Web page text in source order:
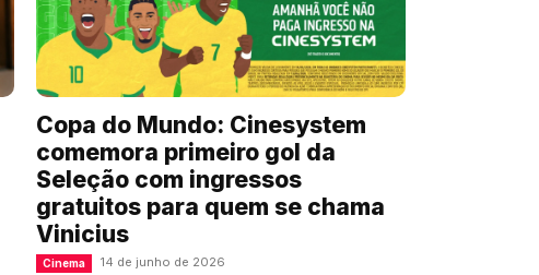
Copa do Mundo: Cinesystem
comemora primeiro gol da
Seleção com ingressos
gratuitos para quem se chama
Vinicius
Cinema 14 de junho de 2026